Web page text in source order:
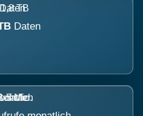
Daten